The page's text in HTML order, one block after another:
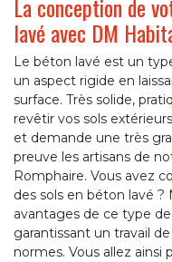
La conception de
lavé avec DM
Le béton lavé est un
un aspect rigide en
surface. Très solide,
revêtir vos sols
et demande une très
preuve les artisans de
Romphaire. Vous avez
des sols en béton lavé
avantages de ce type
garantissant un travail
normes. Vous allez ainsi